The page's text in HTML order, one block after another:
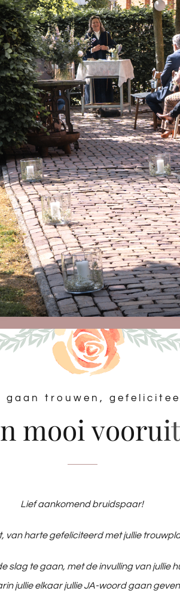
gaan trouwen,
Lief aankomend bruidspaar!
van harte gefeliciteerd met jullie
slag te gaan, met de invulling van
jullie elkaar jullie JA-woord gaan